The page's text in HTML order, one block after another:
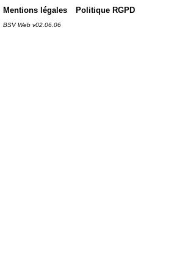
Mentions légales Politique RGPD
BSV Web v02.06.06